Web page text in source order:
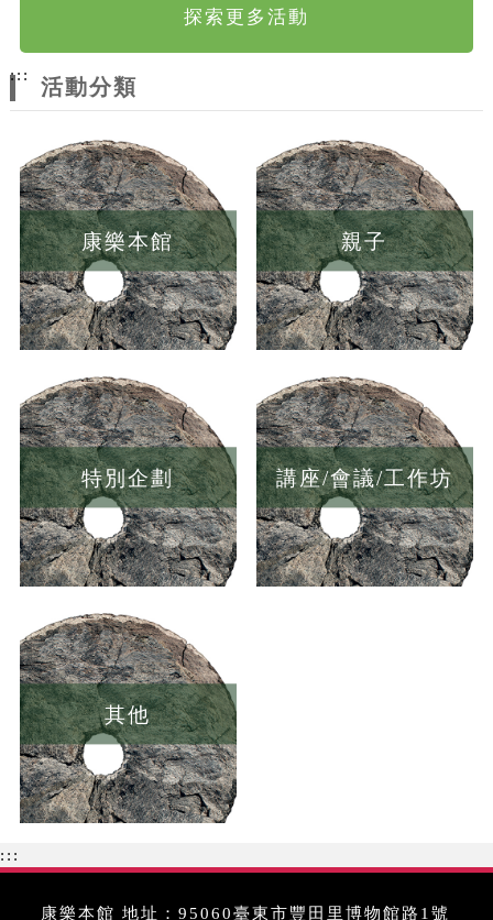
探索更多活動
:::
活動分類
康樂本館 親子
特別企劃 講座/會議/工作坊
其他
:::
康樂本館 地址：95060臺東市豐田里博物館路1號